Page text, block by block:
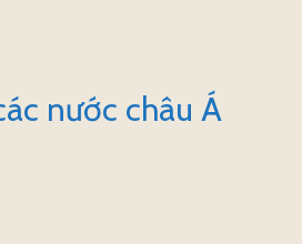
nước châu Á